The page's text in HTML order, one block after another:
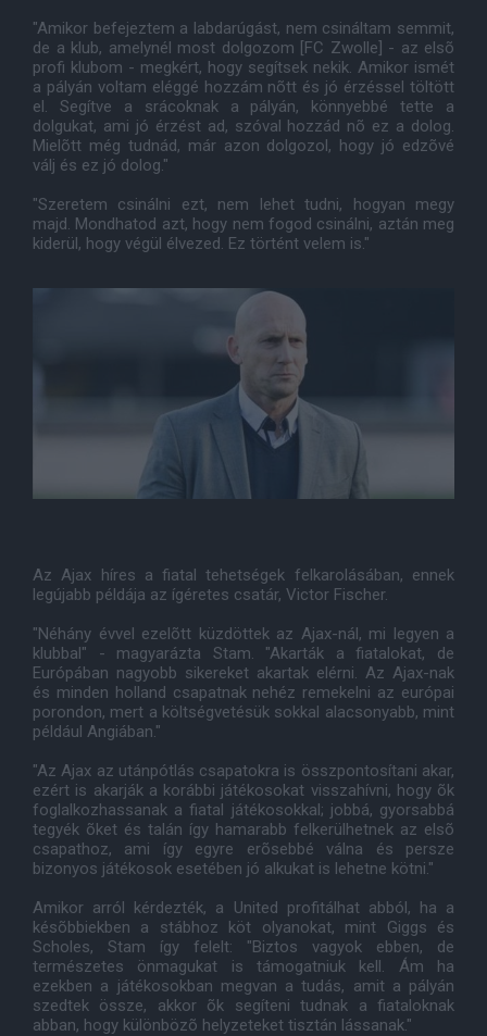
"Amikor befejeztem a labdarúgást, nem csináltam semmit,
de a klub, amelynél most dolgozom [FC Zwolle] - az elsõ
profi klubom - megkért, hogy segítsek nekik. Amikor ismét
a pályán voltam eléggé hozzám nõtt és jó érzéssel töltött
el. Segítve a srácoknak a pályán, könnyebbé tette a
dolgukat, ami jó érzést ad, szóval hozzád nõ ez a dolog.
Mielõtt még tudnád, már azon dolgozol, hogy jó edzõvé
válj és ez jó dolog."
"Szeretem csinálni ezt, nem lehet tudni, hogyan megy
majd. Mondhatod azt, hogy nem fogod csinálni, aztán meg
kiderül, hogy végül élvezed. Ez történt velem is."
Az Ajax híres a fiatal tehetségek felkarolásában, ennek
legújabb példája az ígéretes csatár, Victor Fischer.
"Néhány évvel ezelõtt küzdöttek az Ajax-nál, mi legyen a
klubbal" - magyarázta Stam. "Akarták a fiatalokat, de
Európában nagyobb sikereket akartak elérni. Az Ajax-nak
és minden holland csapatnak nehéz remekelni az európai
porondon, mert a költségvetésük sokkal alacsonyabb, mint
például Angiában."
"Az Ajax az utánpótlás csapatokra is összpontosítani akar,
ezért is akarják a korábbi játékosokat visszahívni, hogy õk
foglalkozhassanak a fiatal játékosokkal; jobbá, gyorsabbá
tegyék õket és talán így hamarabb felkerülhetnek az elsõ
csapathoz, ami így egyre erõsebbé válna és persze
bizonyos játékosok esetében jó alkukat is lehetne kötni."
Amikor arról kérdezték, a United profitálhat abból, ha a
késõbbiekben a stábhoz köt olyanokat, mint Giggs és
Scholes, Stam így felelt: "Biztos vagyok ebben, de
természetes önmagukat is támogatniuk kell. Ám ha
ezekben a játékosokban megvan a tudás, amit a pályán
szedtek össze, akkor õk segíteni tudnak a fiataloknak
abban, hogy különbözõ helyzeteket tisztán lássanak."